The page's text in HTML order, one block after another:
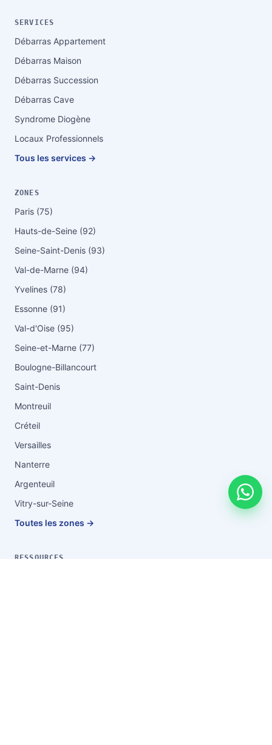
SERVICES
Débarras Appartement
Débarras Maison
Débarras Succession
Débarras Cave
Syndrome Diogène
Locaux Professionnels
Tous les services →
ZONES
Paris (75)
Hauts-de-Seine (92)
Seine-Saint-Denis (93)
Val-de-Marne (94)
Yvelines (78)
Essonne (91)
Val-d'Oise (95)
Seine-et-Marne (77)
Boulogne-Billancourt
Saint-Denis
Montreuil
Créteil
Versailles
Nanterre
Argenteuil
Vitry-sur-Seine
Toutes les zones →
RESSOURCES